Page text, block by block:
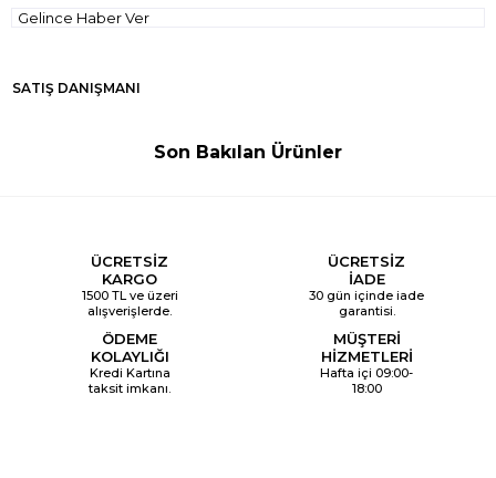
Gelince Haber Ver
SATIŞ DANIŞMANI
Son Bakılan Ürünler
ÜCRETSİZ
KARGO
1500 TL ve üzeri
alışverişlerde.
ÜCRETSİZ
İADE
30 gün içinde iade
garantisi.
ÖDEME
KOLAYLIĞI
Kredi Kartına
taksit imkanı.
MÜŞTERİ
HİZMETLERİ
Hafta içi 09:00-
18:00